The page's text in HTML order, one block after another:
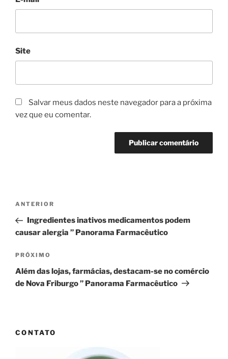
Site
Salvar meus dados neste navegador para a próxima
vez que eu comentar.
Navegação
Post
Post
anterior
ANTERIOR
Ingredientes inativos medicamentos podem
causar alergia ” Panorama Farmacêutico
Próximo
post
PRÓXIMO
Além das lojas, farmácias, destacam-se no comércio
de Nova Friburgo ” Panorama Farmacêutico
CONTATO